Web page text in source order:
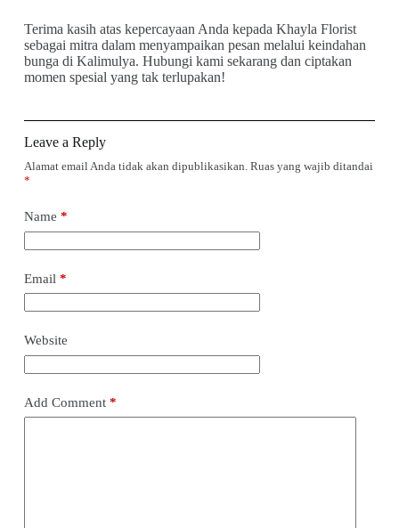
Terima kasih atas kepercayaan Anda kepada Khayla Florist
sebagai mitra dalam menyampaikan pesan melalui keindahan
bunga di Kalimulya. Hubungi kami sekarang dan ciptakan
momen spesial yang tak terlupakan!
Leave a Reply
Alamat email Anda tidak akan dipublikasikan. Ruas yang wajib ditandai
*
Name *
Email *
Website
Add Comment*